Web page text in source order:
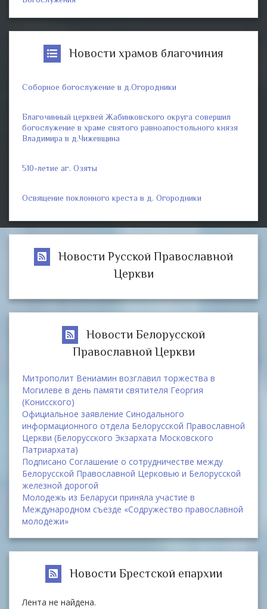
Новости храмов благочиния
Соборное богослужение в д.Огородники
Благочинный церквей Жабинковского округа совершил
богослужение в храме святого равноапостольного князя
Владимира в д.Чижевщина
510-летие аг. Озяты
Освящение поклонного креста в д. Огородники
Новости Русской Православной
Церкви
Новости Белорусской
Православной Церкви
Митрополит Вениамин возглавил торжества в
Могилеве в день памяти святителя Георгия
(Конисского)
Официальное заявление Синодального
информационного отдела Белорусской Православной
Церкви (Белорусского Экзархата Московского
Патриархата)
Подписано Соглашение о сотрудничестве между
Белорусской Православной Церковью и Белорусской
железной дорогой
Молодежь из Беларуси приняла участие в
Международном съезде «Содружество православной
молодежи»
Новости Брестской епархии
Лента не найдена.